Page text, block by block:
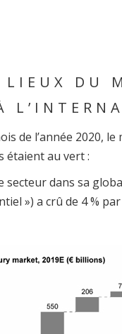
LIEUX DU
de l’année 2020,
étaient au vert :
secteur dans sa
») a crû de 4 %